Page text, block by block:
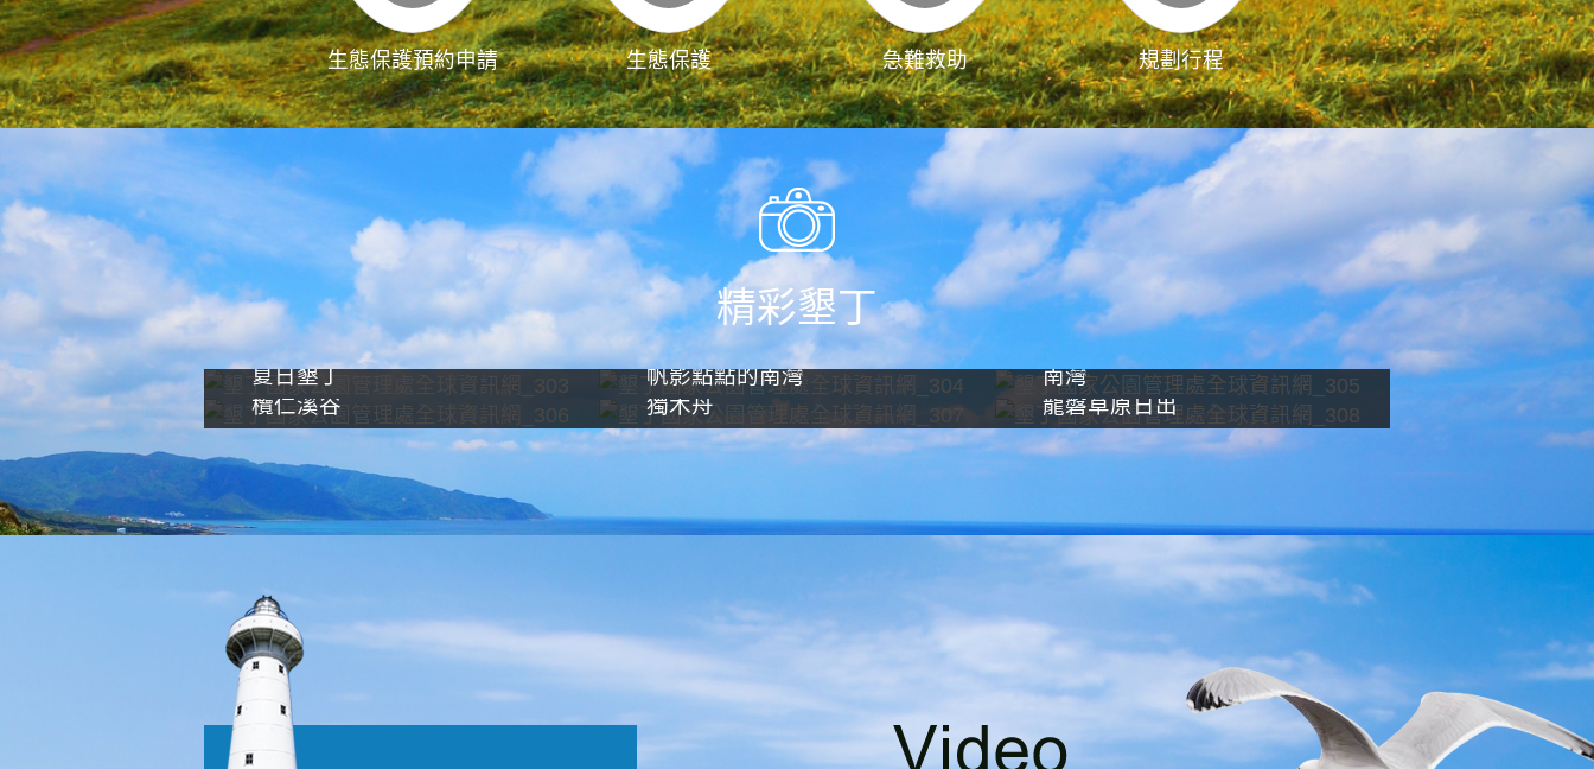
生態保護預約申請 生態保護 急難救助 規劃行程 影像直播
精彩墾丁
夏日墾丁 帆影點點的南灣
南灣
欖仁溪谷
獨木舟 龍磐草原日出